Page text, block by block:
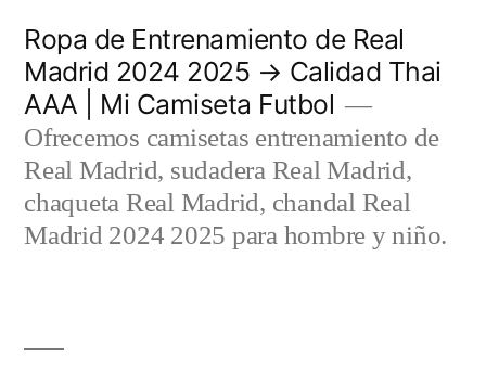
contenido
Ropa de Entrenamiento de Real
Madrid 2024 2025 → Calidad Thai
AAA | Mi Camiseta Futbol
Ofrecemos camisetas entrenamiento de
Real Madrid, sudadera Real Madrid,
chaqueta Real Madrid, chandal Real
Madrid 2024 2025 para hombre y niño.